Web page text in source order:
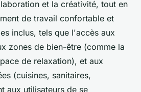
et la créativité, tout en
de travail confortable et
inclus, tels que l'accès aux
zones de bien-être (comme la
de relaxation), et aux
(cuisines, sanitaires,
aux utilisateurs de se